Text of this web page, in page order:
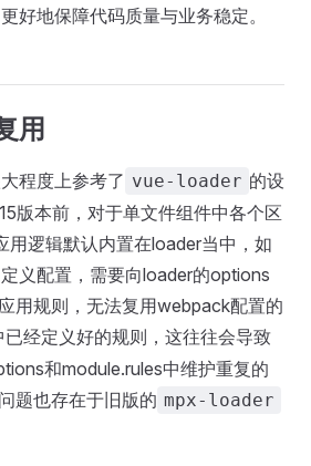
好地保障代码质量与业务稳定。
用
程度上参考了 vue-loader 的设
版本前，对于单文件组件中各个区
逻辑默认内置在loader当中，如
义配置，需要向loader的options
用规则，无法复用webpack配置的
已经定义好的规则，这往往会导致
和module.rules中维护重复的
题也存在于旧版的 mpx-loader